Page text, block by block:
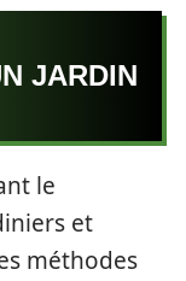
JARDIN
le
et
méthodes